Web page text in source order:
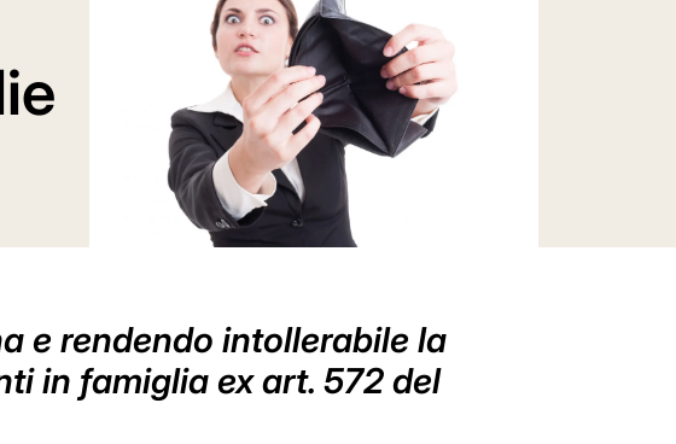
e rendendo intollerabile la
in famiglia ex art. 572 del